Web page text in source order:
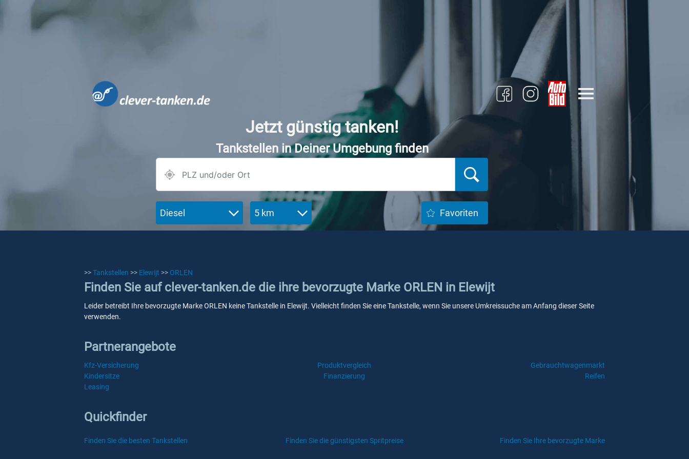
Jetzt günstig tanken!
Tankstellen in Deiner Umgebung finden
Diesel 5 km Favoriten
>>Tankstellen >> Elewijt >> ORLEN
Finden Sie auf clever-tanken.de die ihre bevorzugte Marke ORLEN in Elewijt
Leider betreibt Ihre bevorzugte Marke ORLEN keine Tankstelle in Elewijt. Vielleicht finden Sie eine Tankstelle, wenn Sie unsere Umkreissuche am Anfang dieser Seite
verwenden.
Partnerangebote
Kfz-Versicherung Produktvergleich
Gebrauchtwagenmarkt
Kindersitze
Finanzierung
Reifen
Leasing
Quickfinder
Finden Sie die besten Tankstellen Finden Sie die günstigsten Spritpreise Finden Sie Ihre bevorzugte Marke